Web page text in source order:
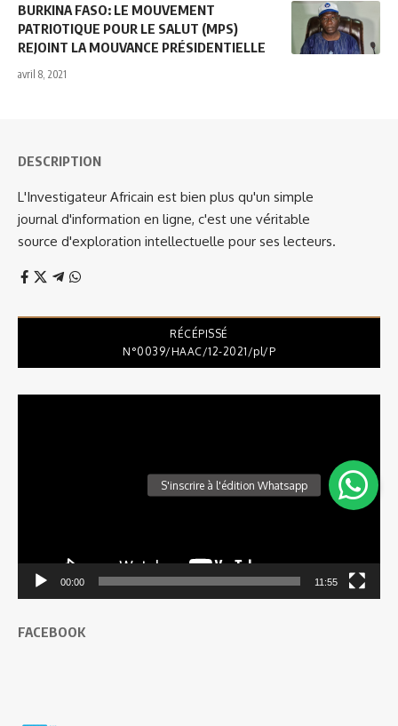
BURKINA FASO: LE MOUVEMENT
PATRIOTIQUE POUR LE SALUT (MPS)
REJOINT LA MOUVANCE PRÉSIDENTIELLE
avril 8, 2021
DESCRIPTION
L'Investigateur Africain est bien plus qu'un simple
journal d'information en ligne, c'est une véritable
source d'exploration intellectuelle pour ses lecteurs.
RÉCÉPISSÉ
N°0039/HAAC/12-2021/pl/P
00:00 11:55
FACEBOOK